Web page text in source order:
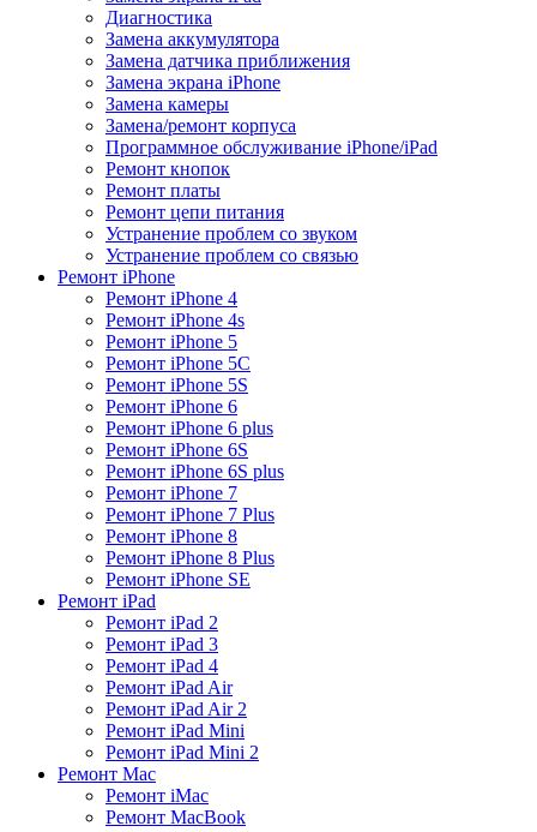
Диагностика
Замена аккумулятора
Замена датчика приближения
Замена экрана iPhone
Замена камеры
Замена/ремонт корпуса
Программное обслуживание iPhone/iPad
Ремонт кнопок
Ремонт платы
Ремонт цепи питания
Устранение проблем со звуком
Устранение проблем со связью
Ремонт iPhone
Ремонт iPhone 4
Ремонт iPhone 4s
Ремонт iPhone 5
Ремонт iPhone 5C
Ремонт iPhone 5S
Ремонт iPhone 6
Ремонт iPhone 6 plus
Ремонт iPhone 6S
Ремонт iPhone 6S plus
Ремонт iPhone 7
Ремонт iPhone 7 Plus
Ремонт iPhone 8
Ремонт iPhone 8 Plus
Ремонт iPhone SE
Ремонт iPad
Ремонт iPad 2
Ремонт iPad 3
Ремонт iPad 4
Ремонт iPad Air
Ремонт iPad Air 2
Ремонт iPad Mini
Ремонт iPad Mini 2
Ремонт Mac
Ремонт iMac
Ремонт MacBook